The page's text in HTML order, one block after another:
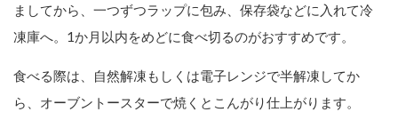
ましてから、一つずつラップに包み、保存袋などに入れて冷
凍庫へ。1か月以内をめどに食べ切るのがおすすめです。
食べる際は、自然解凍もしくは電子レンジで半解凍してか
ら、オーブントースターで焼くとこんがり仕上がります。